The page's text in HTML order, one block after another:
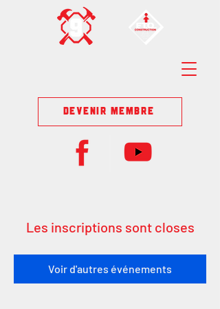
DEVENIR MEMBRE
Les inscriptions sont closes
Voir d'autres événements